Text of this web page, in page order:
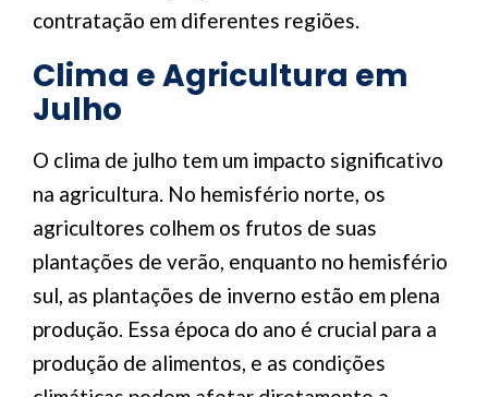
contratação em diferentes regiões.
Clima e Agricultura em
Julho
O clima de julho tem um impacto significativo
na agricultura. No hemisfério norte, os
agricultores colhem os frutos de suas
plantações de verão, enquanto no hemisfério
sul, as plantações de inverno estão em plena
produção. Essa época do ano é crucial para a
produção de alimentos, e as condições